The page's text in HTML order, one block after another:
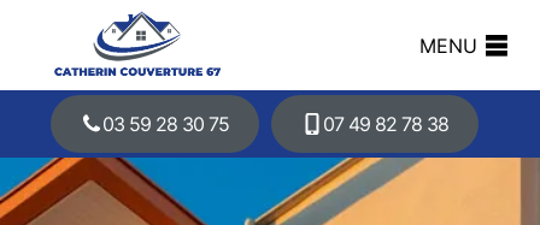
MENU
03 59 28 30 75 07 49 82 78 38